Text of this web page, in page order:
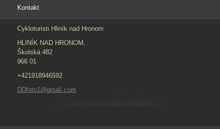
Kontakt
Cykloturisti Hliník nad Hronom
HLINÍK NAD HRONOM,
Školská 482
966 01
+421918946592
DDfoto1@gmail.com